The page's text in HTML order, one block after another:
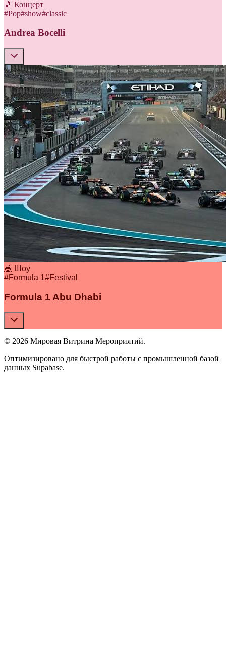
🎵 Концерт
#Pop#show#classic
Andrea Bocelli
🎪 Шоу
#Formula 1#Festival
Formula 1 Abu Dhabi
© 2026 Мировая Витрина Мероприятий.
Оптимизировано для быстрой работы с промышленной базой
данных Supabase.